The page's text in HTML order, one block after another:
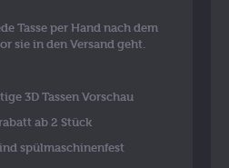
Tasse per Hand nach dem
sie in den Versand geht.
3D Tassen Vorschau
ab 2 Stück
spülmaschinenfest